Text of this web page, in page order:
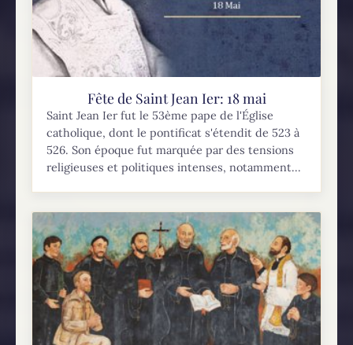
Fête de Saint Jean Ier: 18 mai
Saint Jean Ier fut le 53ème pape de l'Église
catholique, dont le pontificat s'étendit de 523 à
526. Son époque fut marquée par des tensions
religieuses et politiques intenses, notamment...